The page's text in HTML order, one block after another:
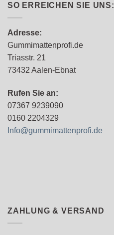
SO ERREICHEN SIE UNS:
Adresse:
Gummimattenprofi.de
Triasstr. 21
73432 Aalen-Ebnat
Rufen Sie an:
07367 9239090
0160 2204329
Info@gummimattenprofi.de
ZAHLUNG & VERSAND